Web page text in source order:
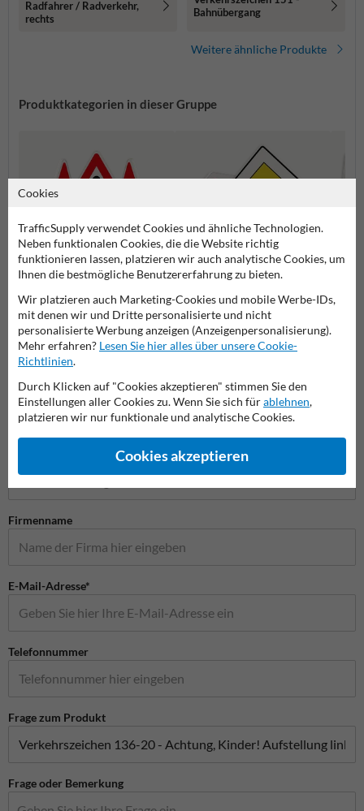
Radfahrer / Radverkehr,
rechts
Bahnübergang
Weitere ähnliche Produkte
Produktkategorien in dieser Gruppe
Gefahrenzeichen Vorfahrtsschilder
Firmenname
E-Mail-Adresse*
Telefonnummer
Frage zum Produkt
Frage oder Bemerkung
Cookies
TrafficSupply verwendet Cookies und ähnliche Technologien.
Neben funktionalen Cookies, die die Website richtig
funktionieren lassen, platzieren wir auch analytische Cookies, um
Ihnen die bestmögliche Benutzererfahrung zu bieten.
Wir platzieren auch Marketing-Cookies und mobile Werbe-IDs,
mit denen wir und Dritte personalisierte und nicht
personalisierte Werbung anzeigen (Anzeigenpersonalisierung).
Mehr erfahren? Lesen Sie hier alles über unsere Cookie-
Richtlinien.
Durch Klicken auf "Cookies akzeptieren" stimmen Sie den
Einstellungen aller Cookies zu. Wenn Sie sich fürablehnen,
platzieren wir nur funktionale und analytische Cookies.
Cookies akzeptieren